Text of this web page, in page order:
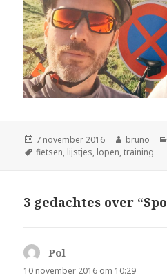
Geplaatst
op
7 november 2016 Auteur
bruno
Tags
fietsen, lijstjes, lopen,training
3 gedachtes over
Pol
10 november 2016 om 10:29